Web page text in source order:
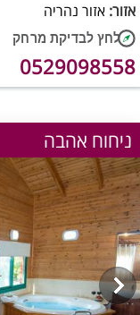
אזור: אזור נהריה
0529098558
ניחוח אהבה